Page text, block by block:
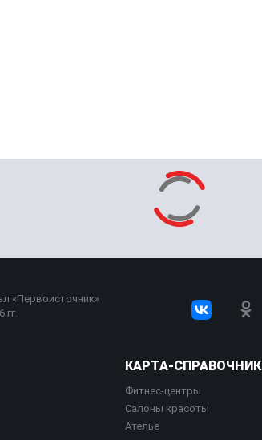
«Первоисточник»
гг.
КАРТА-СПРАВОЧНИК
Фитнес-центры
Салоны красоты
Ателье